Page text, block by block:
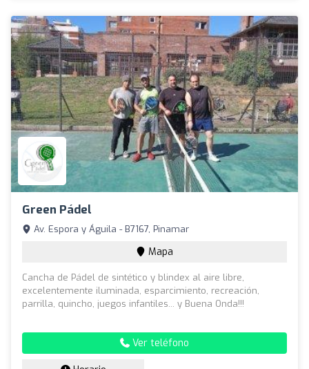
Green Pádel
Av. Espora y Águila - B7167, Pinamar
Mapa
Cancha de Pádel de sintético y blindex al aire libre,
excelentemente iluminada, esparcimiento, recreación,
parrilla, quincho, juegos infantiles... y Buena Onda!!!
Ver teléfono